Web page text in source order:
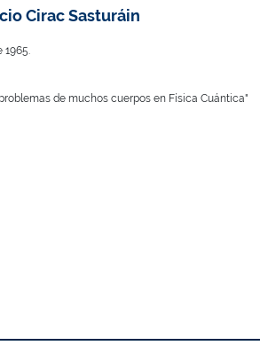
Cirac Sasturáin
1965.
de muchos cuerpos en Física Cuántica"